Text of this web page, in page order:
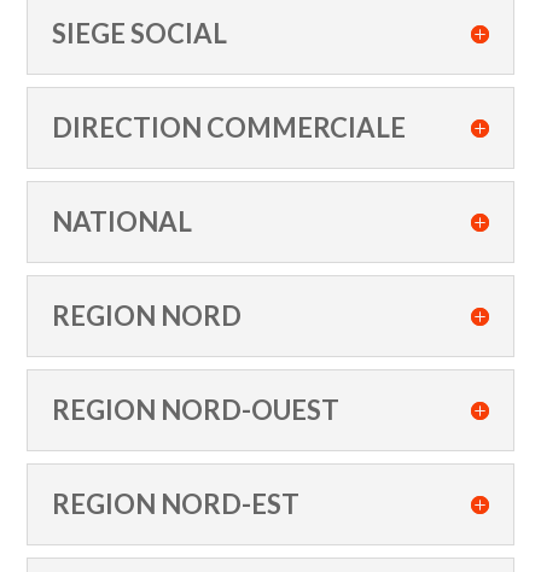
SIEGE SOCIAL
DIRECTION COMMERCIALE
NATIONAL
REGION NORD
REGION NORD-OUEST
REGION NORD-EST